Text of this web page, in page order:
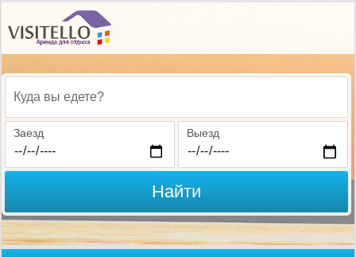
Куда вы едете?
Заезд Выезд
Найти